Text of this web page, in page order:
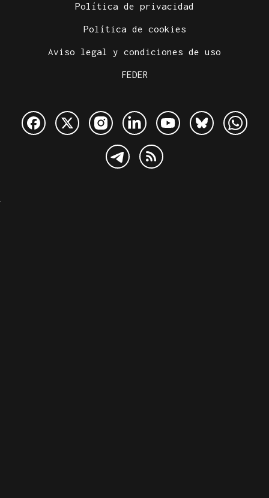
Política de privacidad
Política de cookies
Aviso legal y condiciones de uso
FEDER